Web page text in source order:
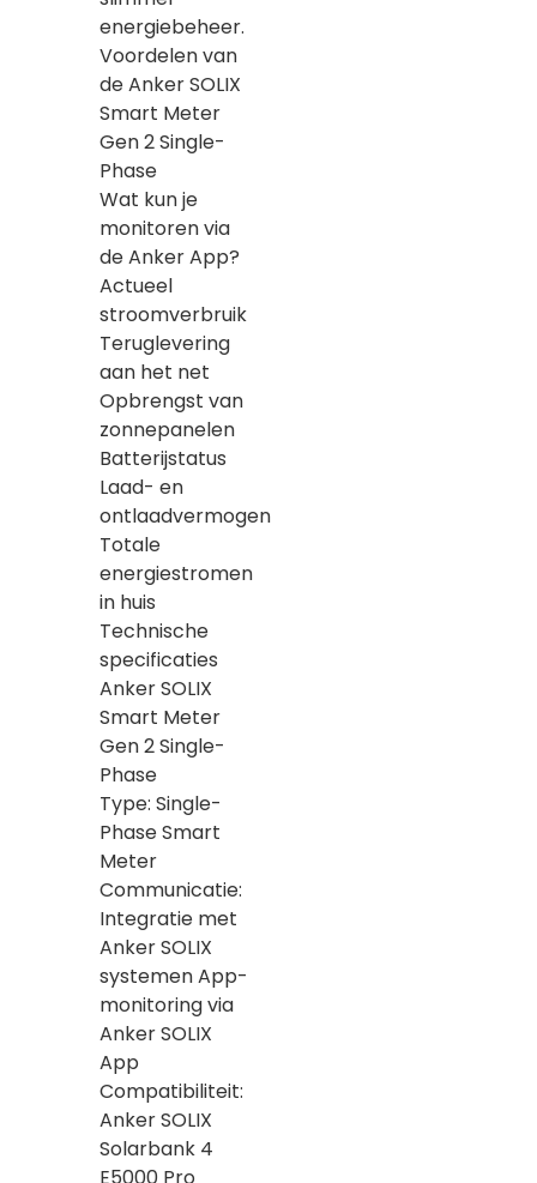
energiebeheer.
Voordelen van
de Anker SOLIX
Smart Meter
Gen 2 Single-
Phase
Wat kun je
monitoren via
de Anker App?
Actueel
stroomverbruik
Teruglevering
aan het net
Opbrengst van
zonnepanelen
Batterijstatus
Laad- en
ontlaadvermogen
Totale
energiestromen
in huis
Technische
specificaties
Anker SOLIX
Smart Meter
Gen 2 Single-
Phase
Type: Single-
Phase Smart
Meter
Communicatie:
Integratie met
Anker SOLIX
systemen App-
monitoring via
Anker SOLIX
App
Compatibiliteit:
Anker SOLIX
Solarbank 4
E5000 Pro